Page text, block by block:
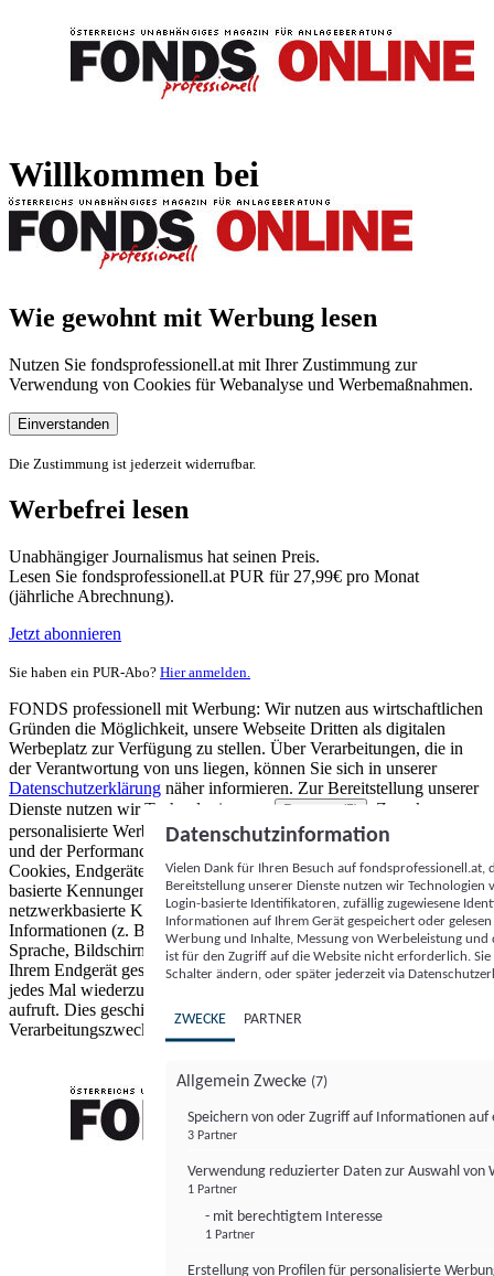
Willkommen bei
Wie gewohnt mit Werbung lesen
Nutzen Sie fondsprofessionell.at mit Ihrer Zustimmung zur
Verwendung von Cookies für Webanalyse und Werbemaßnahmen.
Einverstanden
Die Zustimmung ist jederzeit widerrufbar.
Werbefrei lesen
Unabhängiger Journalismus hat seinen Preis.
Lesen Sie fondsprofessionell.at PUR für 27,99€ pro Monat
(jährliche Abrechnung).
Jetzt abonnieren
Sie haben ein PUR-Abo? Hier anmelden.
FONDS professionell mit Werbung: Wir nutzen aus wirtschaftlichen
Gründen die Möglichkeit, unsere Webseite Dritten als digitalen
Werbeplatz zur Verfügung zu stellen. Über Verarbeitungen, die in
der Verantwortung von uns liegen, können Sie sich in unserer
Datenschutzerklärung näher informieren. Zur Bereitstellung unserer
Dienste nutzen wir Technologien von
Partnern (5)
. Zwecke:
personalisierte Werbung und Inhalte, Messung von Werbeleistung
und der Performance von Inhalten sowie Zielgruppenforschung.
Cookies, Endgeräte- oder ähnliche Online-Kennungen (z. B. login-
basierte Kennungen, zufällig generierte Kennungen,
netzwerkbasierte Kennungen) können zusammen mit anderen
Informationen (z. B. Browsertyp und Browserinformationen,
Sprache, Bildschirmgröße, unterstützte Technologien usw.) auf
Ihrem Endgerät gespeichert oder von dort ausgelesen werden, um es
jedes Mal wiederzuerkennen, wenn es eine App oder einer Webseite
aufruft. Dies geschieht für einen oder mehrere der hier aufgeführten
Verarbeitungszwecke.
Datenschutzinformation
Vielen Dank für Ihren Besuch auf
Bereitstellung unserer Dienste nutzen wir Technologien
Login-basierte Identifikatoren, zufällig zugewiesene
Informationen auf Ihrem Gerät gespeichert oder
Werbung und Inhalte, Messung von Werbeleistung
ist für den Zugriff auf die Website nicht erforderlich.
Schalter ändern, oder später jederzeit via
ZWECKE PARTNER
Allgemein Zwecke (7)
Speichern von oder Zugriff auf Informationen auf
3 Partner
Verwendung reduzierter Daten zur Auswahl von
1 Partner
- mit berechtigtem Interesse
1 Partner
Erstellung von Profilen für personalisierte
FONDS professionell